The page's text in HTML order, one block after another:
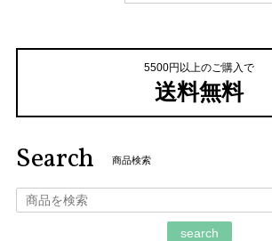
5500円以上のご購入で
送料無料
Search 商品検索
search